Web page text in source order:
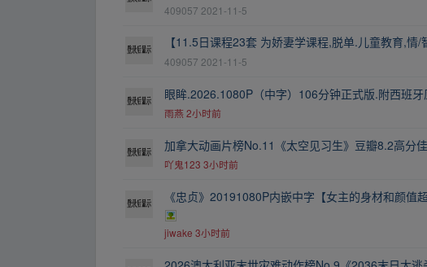
409057 2021-11-5
【11.5日课程23套 为娇妻学课程,脱单.儿童教育,情/
409057 2021-11-5
眼眸.2026.1080P（中字）106分钟正式版.附西班牙
雨燕 2小时前
加拿大动画片榜No.11《太空见习生》豆瓣8.2高分
吖鬼123 3小时前
《忠贞》20191080P内嵌中字【女主的身材和颜
jiwake 3小时前